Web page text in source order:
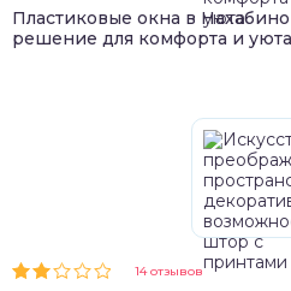
Пластиковые окна в Нахабино
решение для комфорта и уюта
14 отзывов